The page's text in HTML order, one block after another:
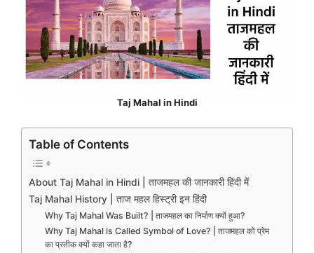
Taj Mahal in Hindi
Table of Contents
About Taj Mahal in Hindi | ताजमहल की जानकारी हिंदी में
Taj Mahal History | ताज महल हिस्ट्री इन हिंदी
Why Taj Mahal Was Built? | ताजमहल का निर्माण क्यों हुआ?
Why Taj Mahal is Called Symbol of Love? | ताजमहल को प्रेम
का प्रतीक क्यों कहा जाता है?